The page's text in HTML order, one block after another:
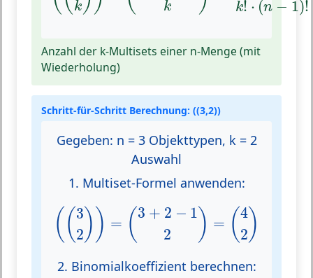
k k k! ⋅ (n − 1)!
Anzahl der k-Multisets einer n-Menge (mit
Wiederholung)
Schritt-für-Schritt Berechnung: ((3,2))
Gegeben: n = 3 Objekttypen, k = 2
Auswahl
1. Multiset-Formel anwenden:
(( 3
2 )) = ( 3 + 2 − 1
2
) = (4
2)
( 3 (3+ 2 −1 )=(
2. Binomialkoeffizient berechnen: